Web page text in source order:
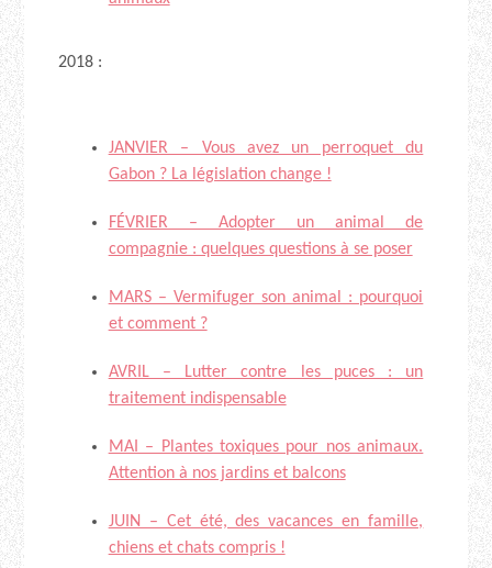
2018 :
JANVIER – Vous avez un perroquet du
Gabon ? La législation change !
FÉVRIER – Adopter un animal de
compagnie : quelques questions à se poser
MARS – Vermifuger son animal : pourquoi
et comment ?
AVRIL – Lutter contre les puces : un
traitement indispensable
MAI – Plantes toxiques pour nos animaux.
Attention à nos jardins et balcons
JUIN – Cet été, des vacances en famille,
chiens et chats compris !